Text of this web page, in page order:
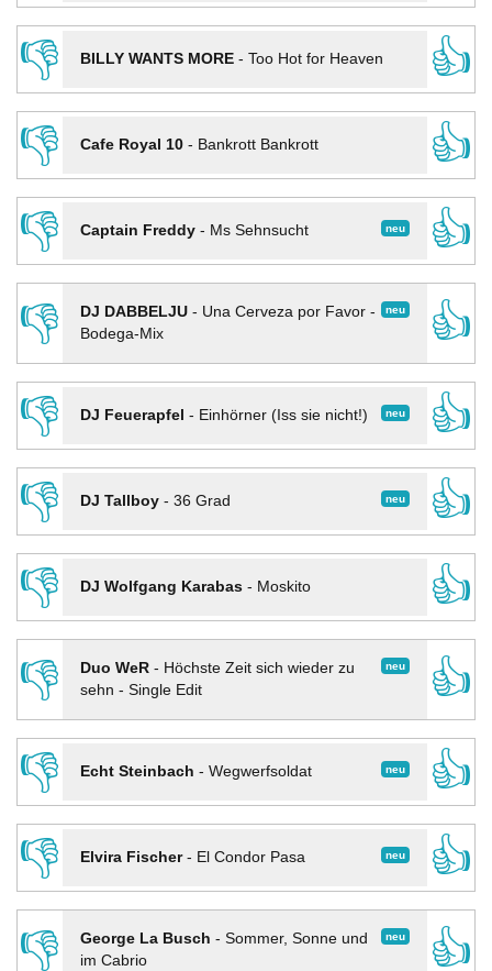
👎
BILLY WANTS MORE- Too Hot for Heaven
👍
👎
Cafe Royal 10- Bankrott Bankrott
👍
👎
neu
Captain Freddy- Ms Sehnsucht
👍
👎
neu
DJ DABBELJU- Una Cerveza por Favor -
Bodega-Mix
👍
👎
neu
DJ Feuerapfel - Einhörner (Iss sie nicht!)
👍
👎
neu
DJ Tallboy- 36 Grad
👍
👎
DJ Wolfgang Karabas- Moskito
👍
👎
neu
Duo WeR- Höchste Zeit sich wieder zu
sehn - Single Edit
👍
👎
neu
Echt Steinbach - Wegwerfsoldat
👍
👎
neu
Elvira Fischer- El Condor Pasa
👍
👎
neu
George La Busch - Sommer, Sonne und
im Cabrio
👍